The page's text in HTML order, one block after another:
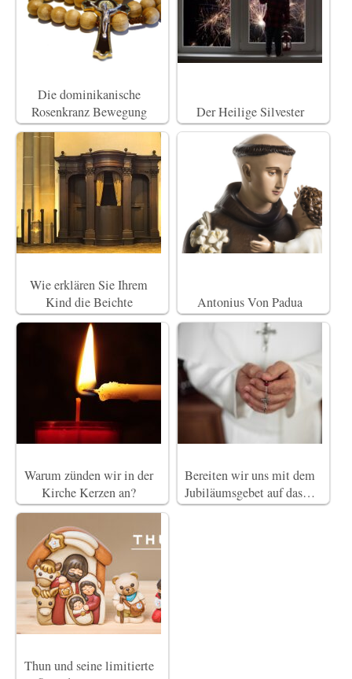
Die dominikanische
Rosenkranz Bewegung
Der Heilige Silvester
Wie erklären Sie Ihrem
Kind die Beichte
Antonius Von Padua
Warum zünden wir in der
Kirche Kerzen an?
Bereiten wir uns mit dem
Jubiläumsgebet auf das…
Thun und seine limitierte